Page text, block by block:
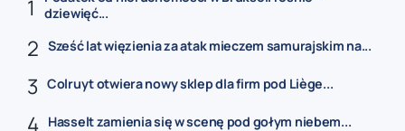
dziewięć...
Sześć lat więzienia za atak mieczem samurajskim na...
Colruyt otwiera nowy sklep dla firm pod Liège...
Hasselt zamienia się w scenę pod gołym niebem...